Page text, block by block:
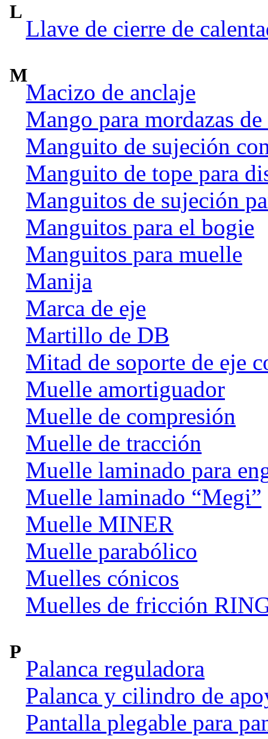
L
Llave de cierre de
M
Macizo de anclaje
Mango para mordazas de
Manguito de sujeción
Manguito de tope para
Manguitos de sujeción
Manguitos para el bogie
Manguitos para muelle
Manija
Marca de eje
Martillo de DB
Mitad de soporte de eje
Muelle amortiguador
Muelle de compresión
Muelle de tracción
Muelle laminado para
Muelle laminado “Megi”
Muelle MINER
Muelle parabólico
Muelles cónicos
Muelles de fricción
P
Palanca reguladora
Palanca y cilindro de
Pantalla plegable para